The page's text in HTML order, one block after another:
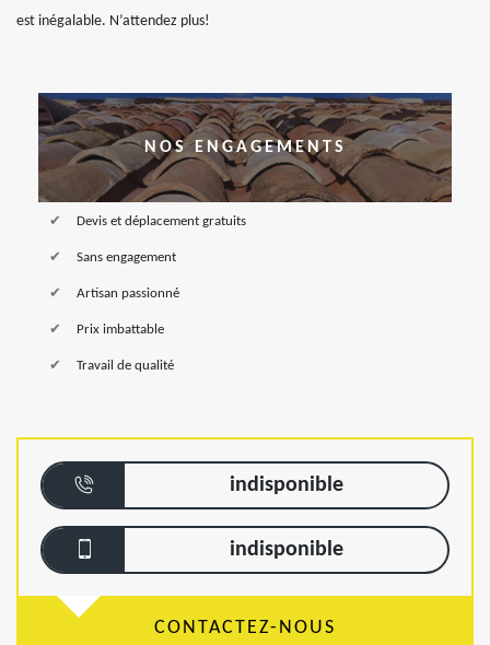
est inégalable. N’attendez plus!
NOS ENGAGEMENTS
Devis et déplacement gratuits
Sans engagement
Artisan passionné
Prix imbattable
Travail de qualité
indisponible
indisponible
CONTACTEZ-NOUS